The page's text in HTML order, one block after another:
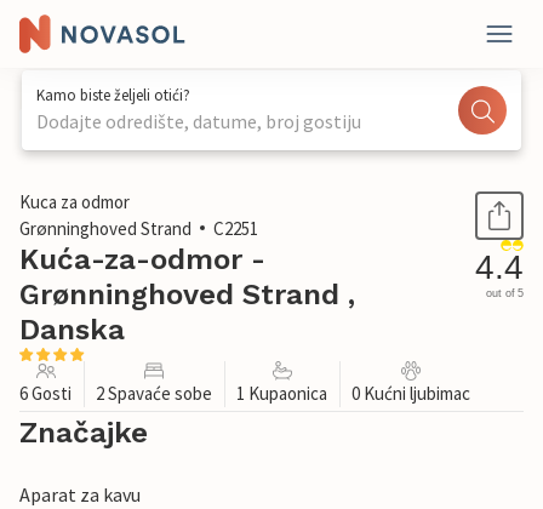
Kamo biste željeli otići?
Dodajte odredište, datume, broj gostiju
1 / 26
Kuca za odmor
Grønninghoved Strand
C2251
Kuća-za-odmor -
Grønninghoved Strand ,
Danska
4.4
out of 5
6 Gosti 2 Spavaće sobe 1 Kupaonica 0 Kućni ljubimac
Značajke
Aparat za kavu